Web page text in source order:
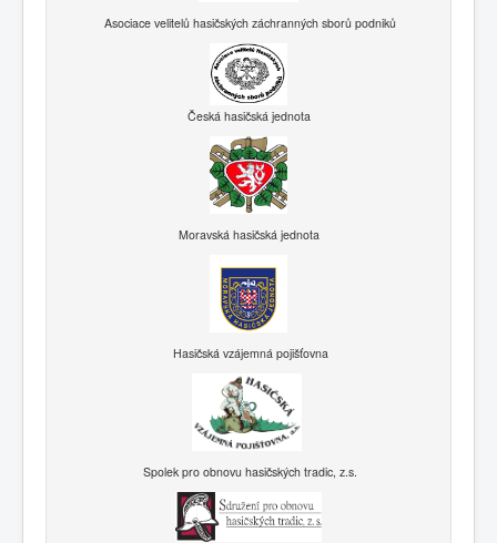
Asociace velitelů hasičských záchranných sborů podniků
Česká hasičská jednota
Moravská hasičská jednota
Hasičská vzájemná pojišťovna
Spolek pro obnovu hasičských tradic, z.s.